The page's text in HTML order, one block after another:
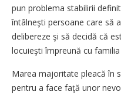
pun problema stabilirii
întâlneşti persoane care să
delibereze şi să decidă că
locuieşti împreună cu
Marea majoritate pleacă în
pentru a face faţă unor